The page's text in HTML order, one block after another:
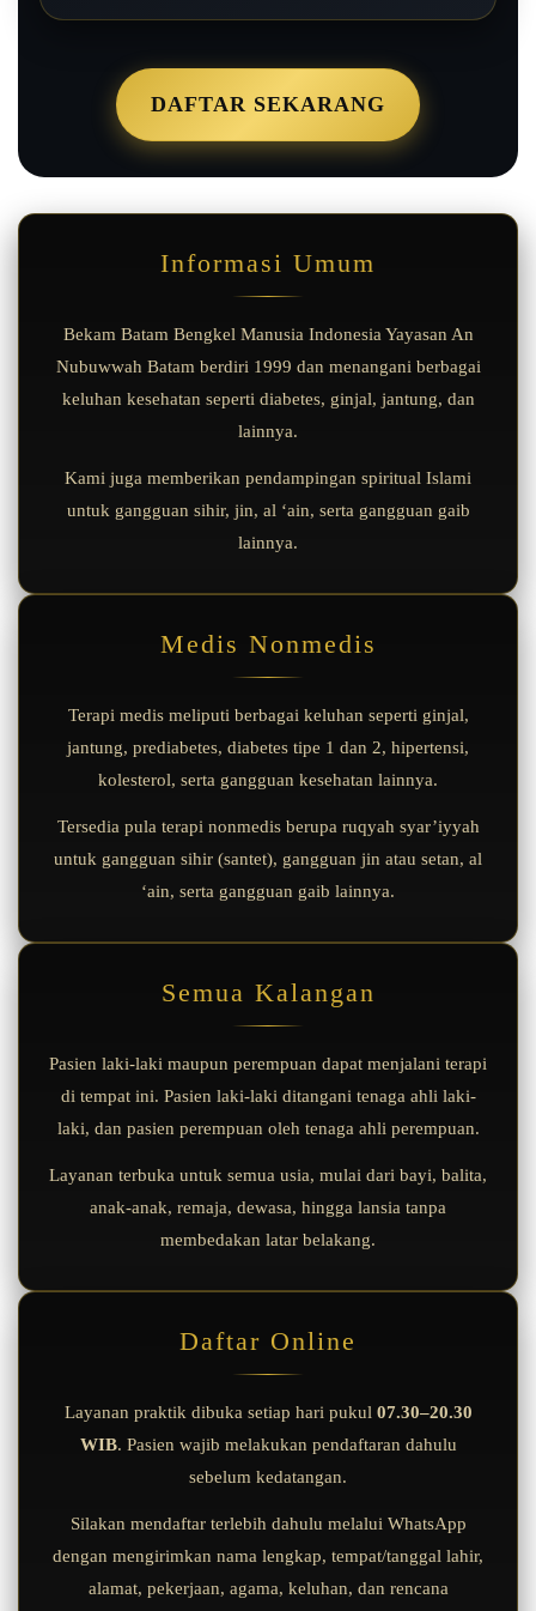
DAFTAR SEKARANG
Informasi Umum
Bekam Batam Bengkel Manusia Indonesia Yayasan An
Nubuwwah Batam berdiri 1999 dan menangani berbagai
keluhan kesehatan seperti diabetes, ginjal, jantung, dan
lainnya.
Kami juga memberikan pendampingan spiritual Islami
untuk gangguan sihir, jin, al ‘ain, serta gangguan gaib
lainnya.
Medis Nonmedis
Terapi medis meliputi berbagai keluhan seperti ginjal,
jantung, prediabetes, diabetes tipe 1 dan 2, hipertensi,
kolesterol, serta gangguan kesehatan lainnya.
Tersedia pula terapi nonmedis berupa ruqyah syar’iyyah
untuk gangguan sihir (santet), gangguan jin atau setan, al
‘ain, serta gangguan gaib lainnya.
Semua Kalangan
Pasien laki-laki maupun perempuan dapat menjalani terapi
di tempat ini. Pasien laki-laki ditangani tenaga ahli laki-
laki, dan pasien perempuan oleh tenaga ahli perempuan.
Layanan terbuka untuk semua usia, mulai dari bayi, balita,
anak-anak, remaja, dewasa, hingga lansia tanpa
membedakan latar belakang.
Daftar Online
Layanan praktik dibuka setiap hari pukul 07.30–20.30
WIB. Pasien wajib melakukan pendaftaran dahulu
sebelum kedatangan.
Silakan mendaftar terlebih dahulu melalui WhatsApp
dengan mengirimkan nama lengkap, tempat/tanggal lahir,
alamat, pekerjaan, agama, keluhan, dan rencana